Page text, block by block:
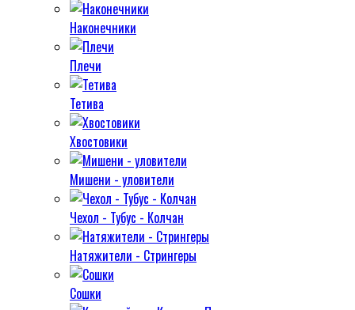
Наконечники
Плечи
Тетива
Хвостовики
Мишени - уловители
Чехол - Тубус - Колчан
Натяжители - Стрингеры
Сошки